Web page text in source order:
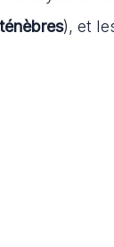
), et